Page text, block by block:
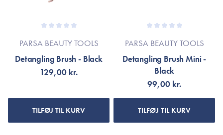
PARSA BEAUTY TOOLS
Detangling Brush - Black
129,00 kr.
TILFØJ TIL KURV
PARSA BEAUTY TOOLS
Detangling Brush Mini -
Black
99,00 kr.
TILFØJ TIL KURV